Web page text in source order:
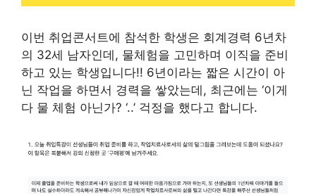
이번 취업콘서트에 참석한 학생은 회계경력 6년차
의 32세 남자인데, 물체험을 고민하며 이직을 준비
하고 있는 학생입니다!! 6년이라는 짧은 시간이 아
닌 작업을 하면서 경력을 쌓았는데, 최근에는 ‘이게
다 물 체험 아닌가? ‘..’ 걱정을 했다고 합니다.